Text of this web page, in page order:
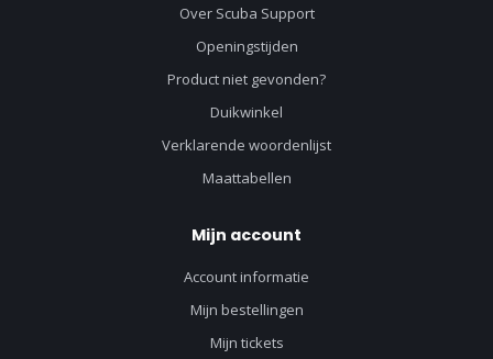
Over Scuba Support
Openingstijden
Product niet gevonden?
Duikwinkel
Verklarende woordenlijst
Maattabellen
Mijn account
Account informatie
Mijn bestellingen
Mijn tickets